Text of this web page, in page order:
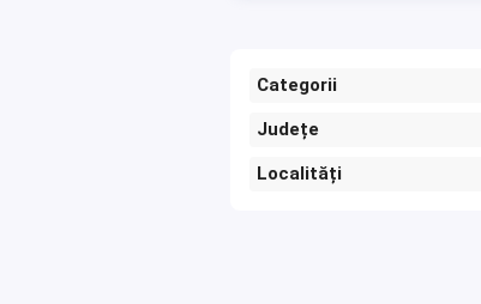
Categorii
Județe
Localități